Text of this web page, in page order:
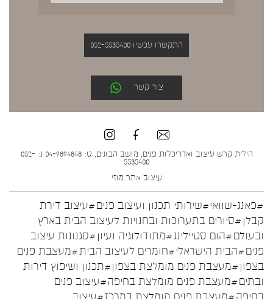
התקשרו עכשיו 052-5535400
צור קשר
הילית קרש עיצוב ואדריכלות פנים, מושב הבונים, ט: 04-9894848 נ: 052-
5535400
עיצוב אתר מוזי
#פאנג-שוואי#שירותי תכנון ועיצוב פנים#עיצוב דירת
קבלן #סיורים בתערוכות ובחנויות לעיצוב הבית בארץ
ובעולם#הום סטיילינג#מתודולוגיה ועיון #סגנונות עיצוב
פנים#הבית הישראלי#חומרים לעיצוב הבית#מעצבת פנים
בצפון #מעצבת פנים מומלצת בצפון#תכנון ושיפוץ דירות
ובתים#מעצבת פנים מומלצת בחיפה#עיצוב פנים